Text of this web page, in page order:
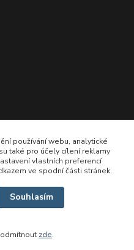
používání webu, analytické
také pro účely cílení reklamy
vlastních preferencí
ve spodní části stránek.
Souhlasím
zde.